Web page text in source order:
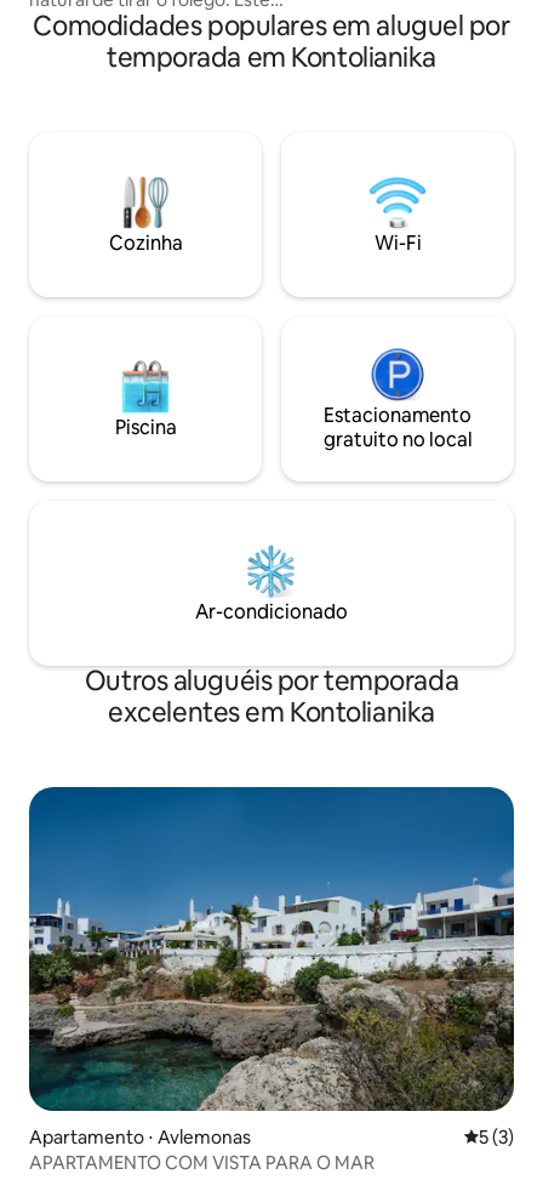
apartamento requintado apresenta uma
mistura harmoniosa de conforto,
conveniência e vistas cativantes. Com
habitação serve como um retiro
incomparável para férias inesquecíveis.
do-chão de uma
andares (entrada
enquanto
equipados com
Comodidades populares em aluguel por
temporada em Kontolianika
Cozinha Wi-Fi
Piscina
Estacionamento
gratuito no local
Ar-condicionado
Outros aluguéis por temporada
excelentes em Kontolianika
Apartamento ⋅ Avlemonas 5 de
5 (3)
APARTAMENTO COM VISTA PARA O MAR